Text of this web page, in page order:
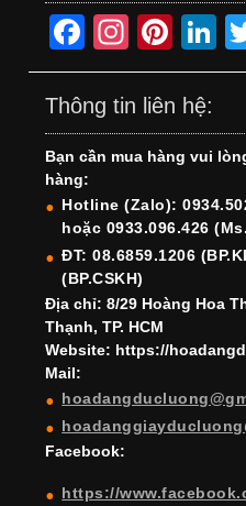
F
a
c
e
b
o
o
k
In
st
a
gr
a
m
Pi
nt
er
e
st
Li
n
e
dI
n
Thông tin liên hệ:
Bạn cần mua hàng vui
hàng:
Hotline (Zalo):
hoặc 0933.096.426
ĐT: 08.6859.1206
(BP.CSKH)
Địa chỉ: 8/29 Hoàng Hoa
Thạnh, TP. HCM
Website: https://
Mail:
Facebook:
https://